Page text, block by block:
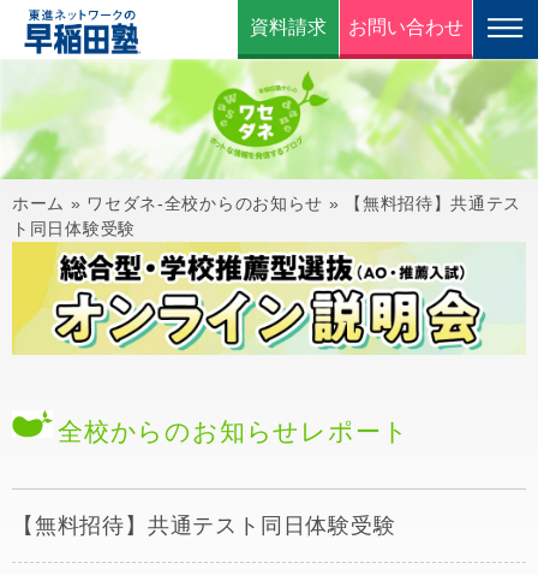
資料請求 お問い合わせ
ホーム » ワセダネ-全校からのお知らせ »
【無料招待】共通テス
ト同日体験受験
全校からのお知らせ レポート
【無料招待】共通テスト同日体験受験